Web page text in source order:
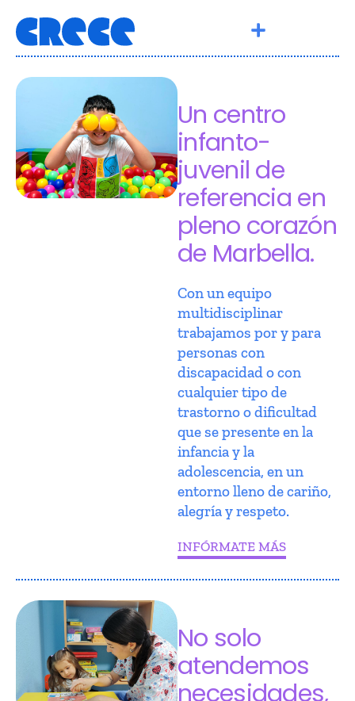
Un centro
infanto-
juvenil de
referencia en
pleno corazón
de Marbella.
Con un equipo
multidisciplinar
trabajamos por y para
personas con
discapacidad o con
cualquier tipo de
trastorno o dificultad
que se presente en la
infancia y la
adolescencia, en un
entorno lleno de cariño,
alegría y respeto.
INFÓRMATE MÁS
No solo
atendemos
necesidades,